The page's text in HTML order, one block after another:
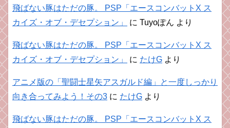
飛ばない豚はただの豚。 PSP「エースコンバットX ス
カイズ・オブ・デセプション」
に Tuyoぽん より
飛ばない豚はただの豚。 PSP「エースコンバットX ス
カイズ・オブ・デセプション」
に たけG より
アニメ版の「聖闘士星矢アスガルド編」と一度しっかり
向き合ってみよう！その3 に たけG より
飛ばない豚はただの豚。 PSP「エースコンバットX ス